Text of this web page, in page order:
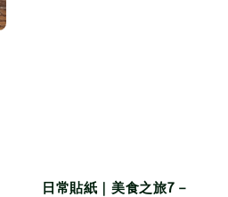
日常貼紙｜美食之旅7－